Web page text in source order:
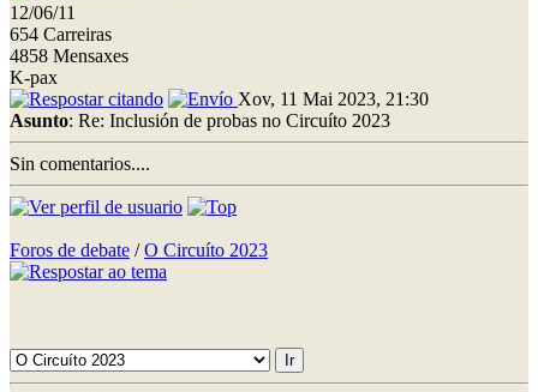
12/06/11
654 Carreiras
4858 Mensaxes
K-pax
Xov, 11 Mai 2023, 21:30
Asunto: Re: Inclusión de probas no Circuíto 2023
Sin comentarios....
Foros de debate /O Circuíto 2023